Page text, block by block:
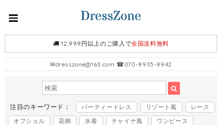
12,999円以上のご購入で全国送料無料
✉dresszone@163.com ☎070-8935-8942
注目のキーワード： パーティードレス リゾート風
レース
オフショル
花柄 水着 チャイナ風
ワンピース